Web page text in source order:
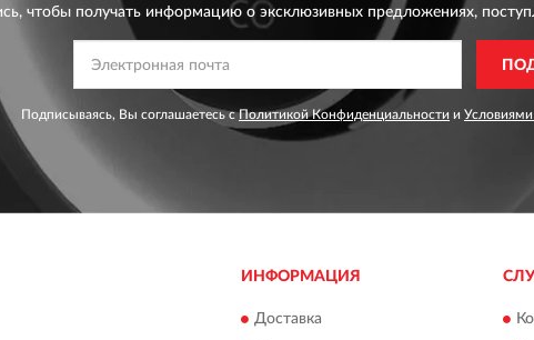
чтобы получать информацию о эксклюзивных предложениях,
Подписываясь, Вы соглашаетесь сПолитикой Конфиденциальности и Условиями
ИНФОРМАЦИЯ
Доставка